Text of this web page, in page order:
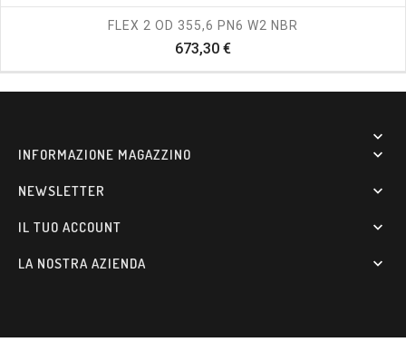
FLEX 2 OD 355,6 PN6 W2 NBR
673,30 €Prezzo

INFORMAZIONE MAGAZZINO 
NEWSLETTER 
IL TUO ACCOUNT 
LA NOSTRA AZIENDA 